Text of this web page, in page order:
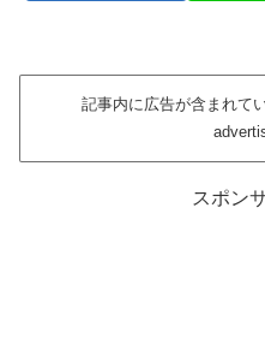
記事内に広告が含まれて
スポン